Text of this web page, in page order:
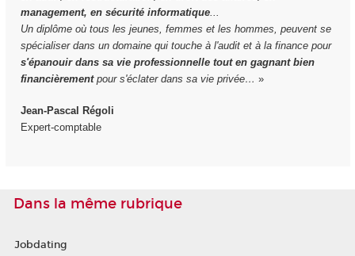
management, en sécurité informatique...
Un diplôme où tous les jeunes, femmes et les hommes, peuvent se
spécialiser dans un domaine qui touche à l'audit et à la finance pour
s'épanouir dans sa vie professionnelle tout en gagnant bien
financièrementpour s'éclater dans sa vie privée… »
Jean-Pascal Régoli
Expert-comptable
Dans la même rubrique
Jobdating